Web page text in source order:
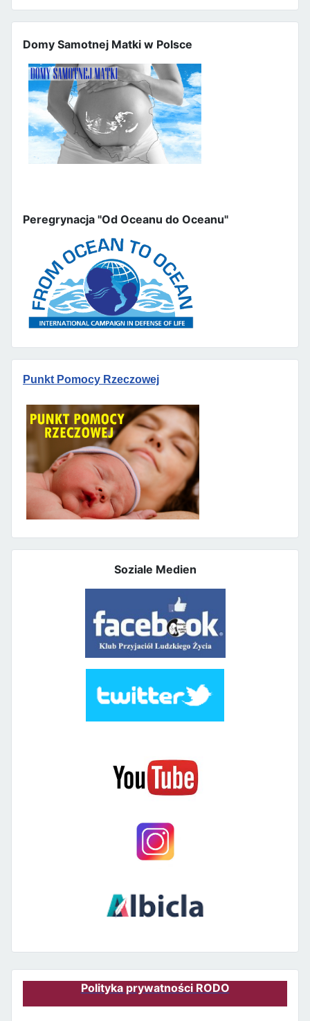
Domy Samotnej Matki w Polsce
Peregrynacja "Od Oceanu do Oceanu"
Punkt Pomocy Rzeczowej
Soziale Medien
Polityka prywatności RODO